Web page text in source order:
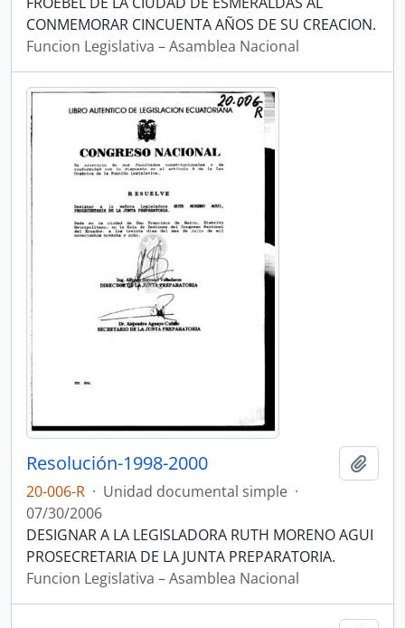
CONMEMORAR CINCUENTA AÑOS DE SU CREACION.
Funcion Legislativa – Asamblea Nacional
Resolución-1998-2000
20-006-R · Unidad documental simple ·
07/30/2006
DESIGNAR A LA LEGISLADORA RUTH MORENO AGUI
PROSECRETARIA DE LA JUNTA PREPARATORIA.
Funcion Legislativa – Asamblea Nacional